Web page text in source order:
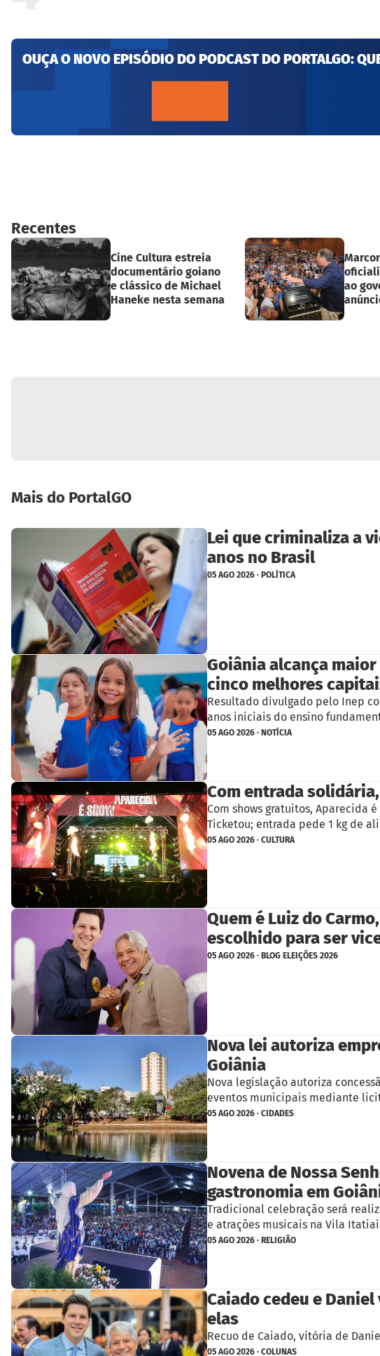
OUÇA O NOVO EPISÓDIO DO PODCAST DO PORTALGO:
Recentes
Cine Cultura estreia
documentário goiano
e clássico de Michael
Haneke nesta semana
ao
Mais do PortalGO
Lei que criminaliza a
anos no Brasil
05 AGO 2026 · POLÍTICA
Goiânia alcança
cinco melhores
Resultado divulgado pelo Inep
anos iniciais do ensino
05 AGO 2026 · NOTÍCIA
Com entrada
Com shows gratuitos, Aparecida
Ticketou; entrada pede 1 kg de
05 AGO 2026 · CULTURA
Quem é Luiz do
escolhido para ser
05 AGO 2026 · BLOG ELEIÇÕES 2026
Nova lei autoriza
Goiânia
Nova legislação autoriza
eventos municipais mediante
05 AGO 2026 · CIDADES
Novena de Nossa
gastronomia em
Tradicional celebração será
e atrações musicais na Vila
05 AGO 2026 · RELIGIÃO
Caiado cedeu e
elas
Recuo de Caiado, vitória de
05 AGO 2026 · COLUNAS